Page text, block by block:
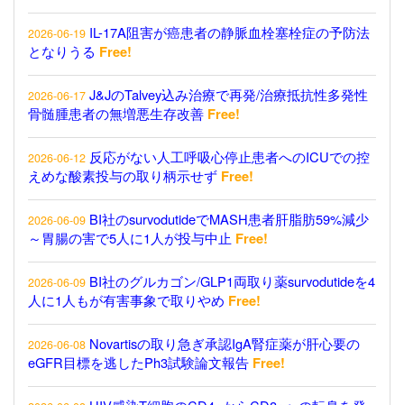
2026-06-19 IL-17A阻害が癌患者の静脈血栓塞栓症の予防法
となりうる Free!
2026-06-17 J&JのTalvey込み治療で再発/治療抵抗性多発性
骨髄腫患者の無増悪生存改善 Free!
2026-06-12 反応がない人工呼吸心停止患者へのICUでの控
えめな酸素投与の取り柄示せず Free!
2026-06-09 BI社のsurvodutideでMASH患者肝脂肪59%減少
～胃腸の害で5人に1人が投与中止 Free!
2026-06-09 BI社のグルカゴン/GLP1両取り薬survodutideを4
人に1人もが有害事象で取りやめ Free!
2026-06-08 Novartisの取り急ぎ承認IgA腎症薬が肝心要の
eGFR目標を逃したPh3試験論文報告 Free!